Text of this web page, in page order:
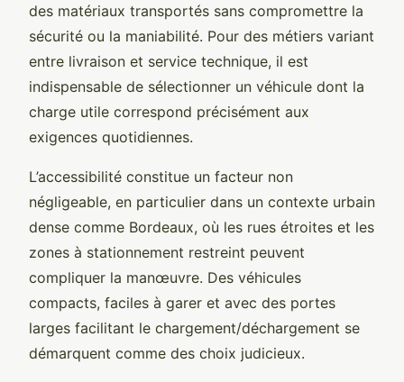
des matériaux transportés sans compromettre la
sécurité ou la maniabilité. Pour des métiers variant
entre livraison et service technique, il est
indispensable de sélectionner un véhicule dont la
charge utile correspond précisément aux
exigences quotidiennes.
L’accessibilité constitue un facteur non
négligeable, en particulier dans un contexte urbain
dense comme Bordeaux, où les rues étroites et les
zones à stationnement restreint peuvent
compliquer la manœuvre. Des véhicules
compacts, faciles à garer et avec des portes
larges facilitant le chargement/déchargement se
démarquent comme des choix judicieux.